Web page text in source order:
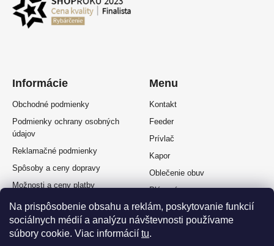
Na prispôsobenie obsahu a reklám, poskytovanie funkcií
sociálnych médií a analýzu návštevnosti používame
súbory cookie. Viac informácií tu.
Informácie
Obchodné podmienky
Podmienky ochrany osobných
údajov
Reklamačné podmienky
Spôsoby a ceny dopravy
Možnosti a ceny platby
Splátkový predaj
Odstúpenie od zmluvy
Menu
Kontakt
Feeder
Prívlač
Kapor
Oblečenie obuv
Plávaná
Muškárina